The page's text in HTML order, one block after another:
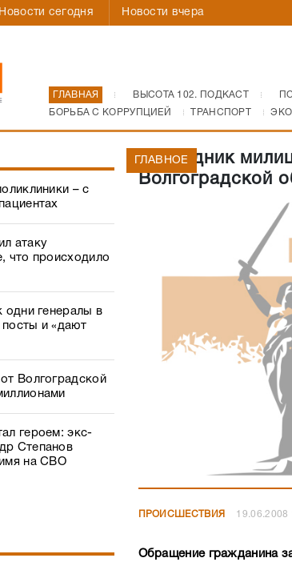
Новости сегодня Новости вчера
ГЛАВНАЯ ВЫСОТА 102. ПОДКАСТ
БОРЬБА С КОРРУПЦИЕЙ
ТРАНСПОРТ
– с
атаку
что происходило
одни генералы в
посты и «дают
Волгоградской
героем: экс-
Степанов
имя на СВО
Сотрудник
Волгоградской
ГЛАВНОЕ
ПРОИСШЕСТВИЯ 19.06.2008
Обращение гражданина